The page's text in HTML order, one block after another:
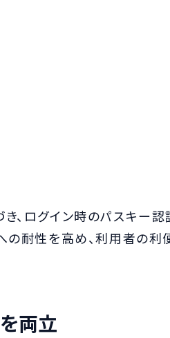
、ログイン時のパスキー認
の耐性を高め、利用者の利
両立